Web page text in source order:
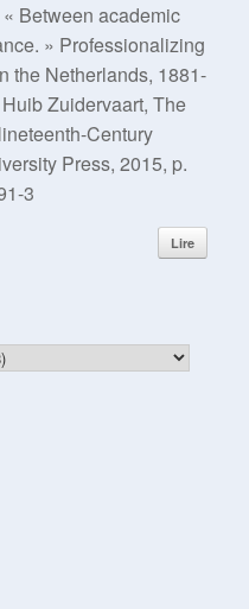
Between academic
» Professionalizing
the Netherlands, 1881-
Zuidervaart, The
Century
Press, 2015, p.
3
Lire